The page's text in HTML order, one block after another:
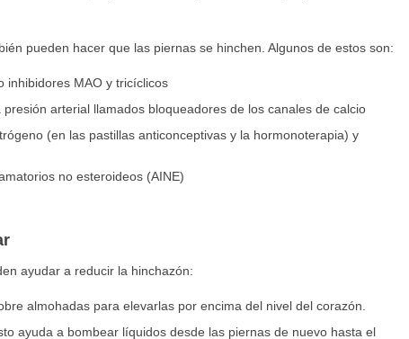
pueden hacer que las piernas se hinchen. Algunos de estos son:
inhibidores MAO y tricíclicos
arterial llamados bloqueadores de los canales de calcio
(en las pastillas anticonceptivas y la hormonoterapia) y
no esteroideos (AINE)
ayudar a reducir la hinchazón:
almohadas para elevarlas por encima del nivel del corazón.
ayuda a bombear líquidos desde las piernas de nuevo hasta el